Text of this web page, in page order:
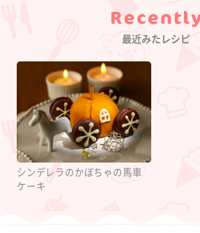
Category
最近みたレシピ
シンデレラのかぼちゃの馬車
ケーキ